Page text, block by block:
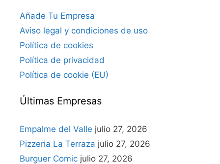
Añade Tu Empresa
Aviso legal y condiciones de uso
Política de cookies
Política de privacidad
Política de cookie (EU)
Últimas Empresas
Empalme del Valle julio 27, 2026
Pizzeria La Terraza julio 27, 2026
Burguer Comic julio 27, 2026